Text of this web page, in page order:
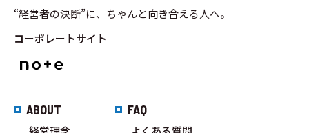
“経営者の決断”に、ちゃんと向き合える人へ。
コーポレートサイト
ABOUT FAQ